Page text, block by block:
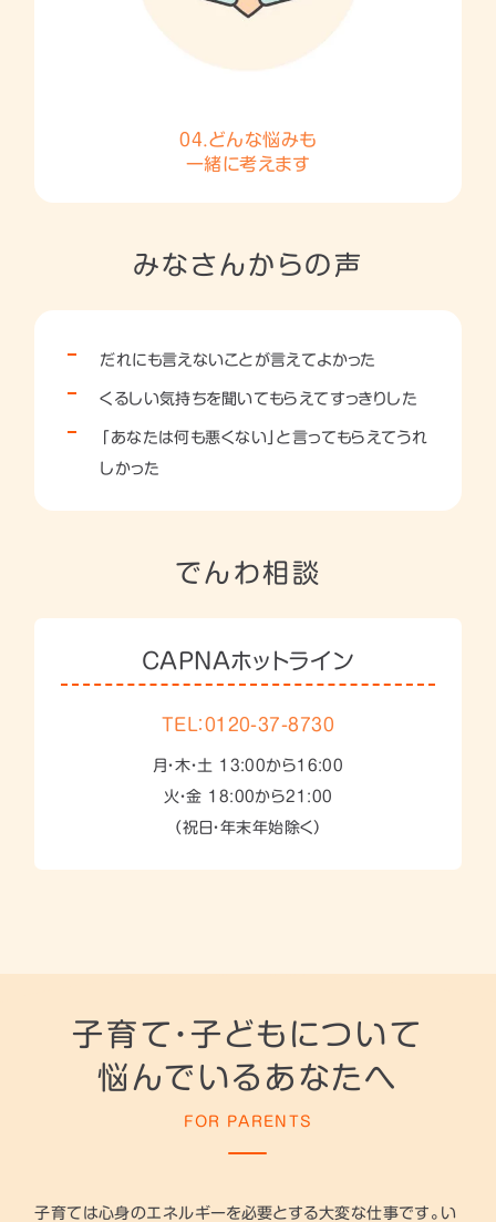
04.どんな悩みも
一緒に考えます
みなさんからの声
だれにも言えないことが言えてよかった
くるしい気持ちを聞いてもらえてすっきりした
「あなたは何も悪くない」と言ってもらえてうれ
しかった
でんわ相談
CAPNAホットライン
TEL：0120-37-8730
月・木・土 13:00から16:00
火・金 18:00から21:00
（祝日・年末年始除く）
子育て・子どもについて
悩んでいるあなたへ
FOR PARENTS
子育ては心身のエネルギーを必要とする大変な仕事です。い